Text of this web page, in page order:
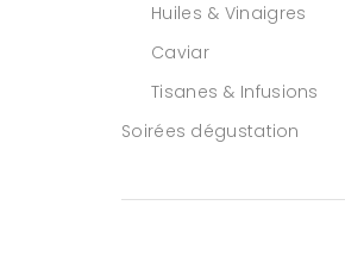
Huiles & Vinaigres
Caviar
Tisanes & Infusions
Soirées dégustation